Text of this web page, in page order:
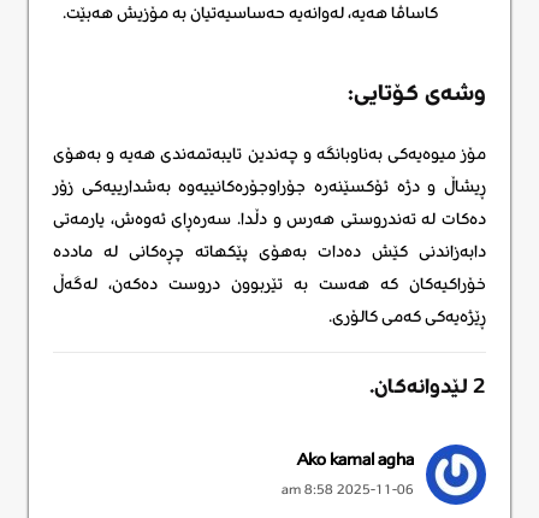
کاساڤا هەیە، لەوانەیە حەساسیەتیان بە مۆزیش هەبێت.
وشەی کۆتایی:
مۆز میوەیەکی بەناوبانگە و چەندین تایبەتمەندی هەیە و بەهۆی
ڕیشاڵ و دژە ئۆکسێنەرە جۆراوجۆرەکانییەوە بەشدارییەکی زۆر
دەکات لە تەندروستی هەرس و دڵدا. سەرەڕای ئەوەش، یارمەتی
دابەزاندنی کێش دەدات بەهۆی پێکهاتە چڕەکانی لە ماددە
خۆراکیەکان کە هەست بە تێربوون دروست دەکەن، لەگەڵ
ڕێژەیەکی کەمی کالۆری.
2لێدوانەکان.
Ako kamal agha
2025-11-06 8:58 am